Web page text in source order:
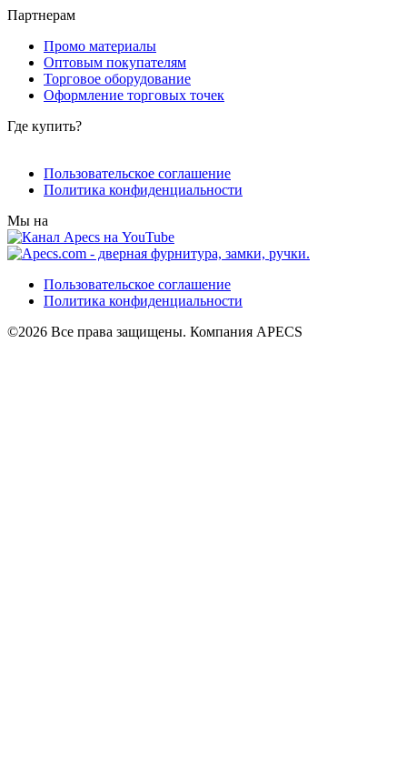
Партнерам
Промо материалы
Оптовым покупателям
Торговое оборудование
Оформление торговых точек
Где купить?
Пользовательское соглашение
Политика конфиденциальности
Мы на
Пользовательское соглашение
Политика конфиденциальности
©2026 Все права защищены. Компания APECS